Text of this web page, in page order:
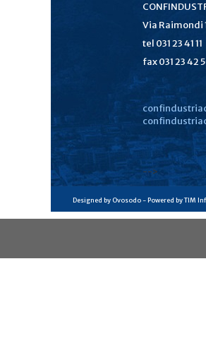
Via Raimondi
tel 031 23 41 11
fax 031 23 42
-->
Designed by Ovosodo - Powered by TIM